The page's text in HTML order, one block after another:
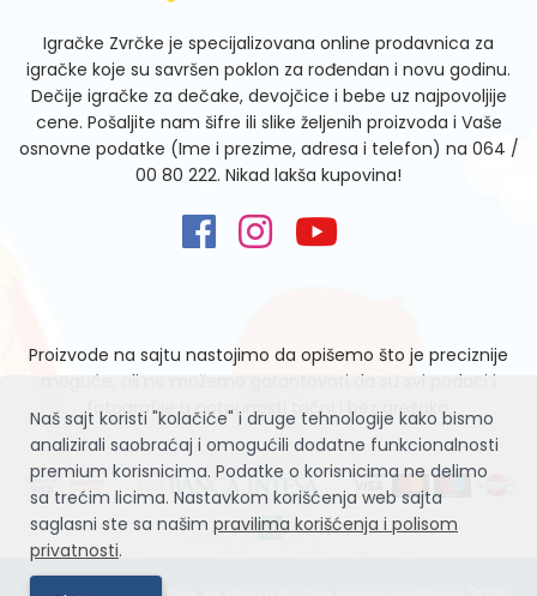
Naš sajt koristi "kolačiće" i druge tehnologije kako bismo
analizirali saobraćaj i omogućili dodatne funkcionalnosti
premium korisnicima. Podatke o korisnicima ne delimo
sa trećim licima. Nastavkom korišćenja web sajta
saglasni ste sa našim pravilima korišćenja i polisom
privatnosti.
Igračke Zvrčke je specijalizovana online prodavnica za
igračke koje su savršen poklon za rođendan i novu godinu.
Dečije igračke za dečake, devojčice i bebe uz najpovoljije
cene. Pošaljite nam šifre ili slike željenih proizvoda i Vaše
osnovne podatke (Ime i prezime, adresa i telefon) na 064 /
00 80 222. Nikad lakša kupovina!
Proizvode na sajtu nastojimo da opišemo što je preciznije
moguće, ali ne možemo garantovati da su svi podaci i
fotografije u potpunosti tačni i bez grešaka.